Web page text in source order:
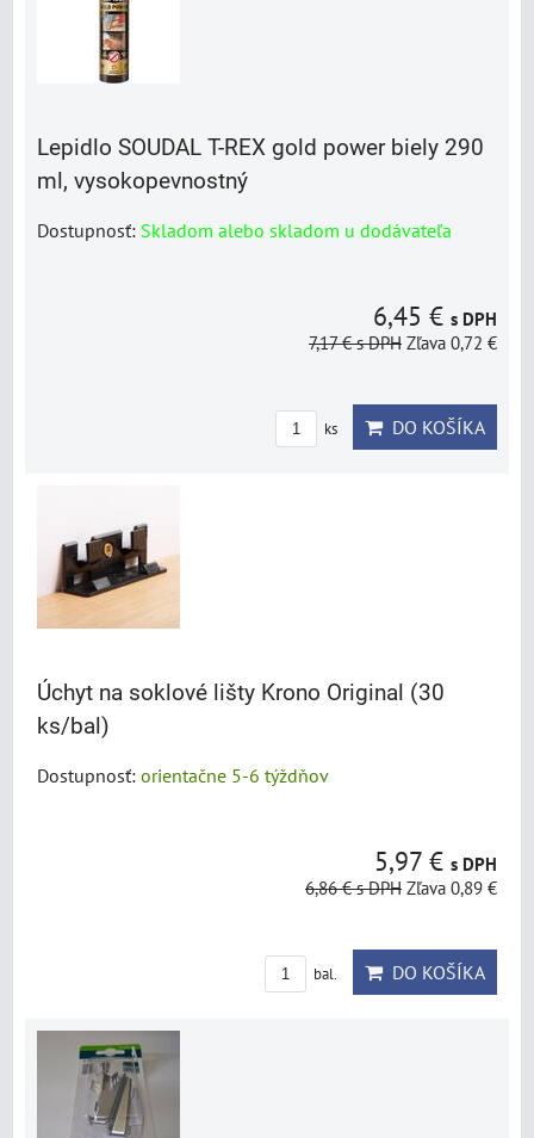
Lepidlo SOUDAL T-REX gold power biely 290
ml, vysokopevnostný
Dostupnosť: Skladom alebo skladom u dodávateľa
6,45 € s DPH
7,17 €s DPH Zľava 0,72 €
ks DO KOŠÍKA
Úchyt na soklové lišty Krono Original (30
ks/bal)
Dostupnosť: orientačne 5-6 týždňov
5,97 € s DPH
6,86 €s DPH Zľava 0,89 €
bal. DO KOŠÍKA